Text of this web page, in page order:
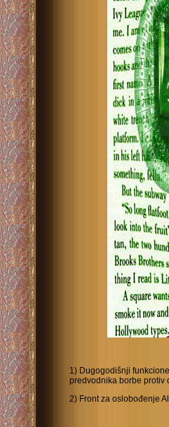
1) Dugogodišnji
predvodnika borbe
2) Front za oslobođenje